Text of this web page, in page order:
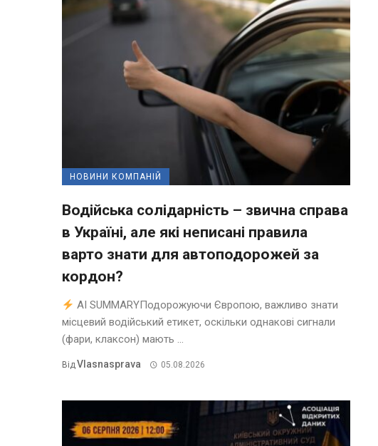
НОВИНИ КОМПАНІЙ
Водійська солідарність – звична справа
в Україні, але які неписані правила
варто знати для автоподорожей за
кордон?
AI SUMMARYПодорожуючи Європою, важливо знати
місцевий водійський етикет, оскільки однакові сигнали
(фари, клаксон) мають ...
ВідVlasnasprava 05.08.2026